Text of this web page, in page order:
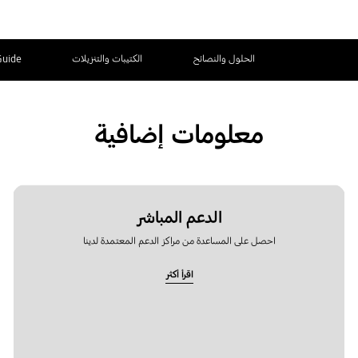
الحلول والنصائح الكتيبات والتنزيلات
معلومات إضافية
الدعم المباشر
احصل على المساعدة من مراكز الدعم المعتمدة لدينا
اقرأ أكثر